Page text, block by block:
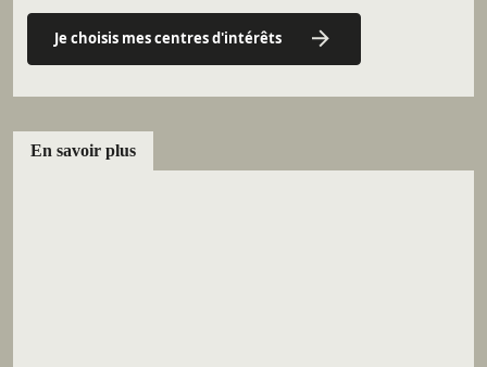
Je choisis mes centres d'intérêts
En savoir plus